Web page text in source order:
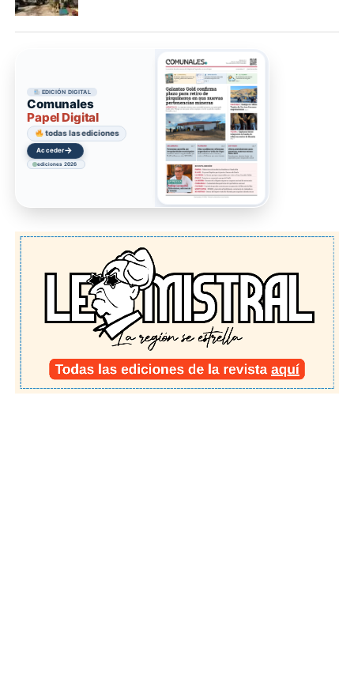
EDICIÓN DIGITAL
Comunales
Papel Digital
todas las ediciones
Acceder→
ediciones 2026